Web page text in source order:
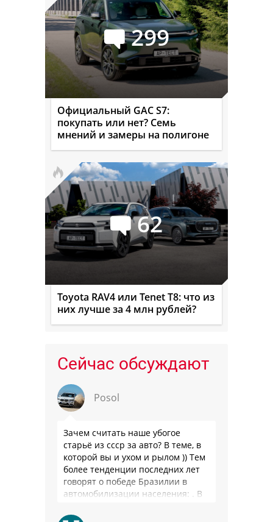
299
Официальный GAC S7:
покупать или нет? Семь
мнений и замеры на полигоне
62
Toyota RAV4 или Tenet T8: что из
них лучше за 4 млн рублей?
Сейчас обсуждают
Posol
Зачем считать наше убогое
старьё из ссср за авто? В теме, в
которой вы и ухом и рылом )) Тем
более тенденции последних лет
говорят о победе Бразилии в
автомобилизации населения: . В